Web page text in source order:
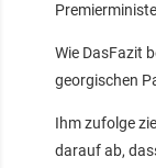
Wie DasFazit
georgischen
Ihm zufolge
darauf ab,